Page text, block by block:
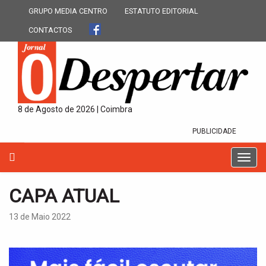
GRUPO MEDIA CENTRO ESTATUTO EDITORIAL
CONTACTOS
8 de Agosto de 2026 | Coimbra
PUBLICIDADE
T
o
a
v
CAPA ATUAL
13 de Maio 2022